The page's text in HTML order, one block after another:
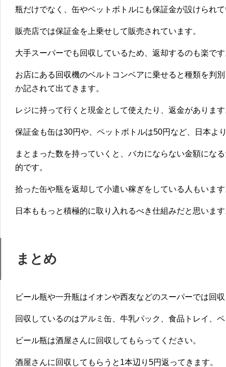
瓶だけでなく、缶やペットボトルにも保証金が設けられ
販売店では保証金を上乗せして販売されています。
大手スーパーでも回収しているため、返却するのも楽で
お店にある回収機のベルトコンベアに乗せると種類を判
か記されて出てきます。
レジに持って行くと現金として使えたり、返金がありま
保証金も缶は30円や、ペットボトルは50円など、日本よ
まとまった数を持っていくと、バカにならない金額にな
的です。
拾った缶や瓶を返却して小遣い稼ぎをしている人もいま
日本ももっと積極的に取り入れるべき仕組みだと思いま
まとめ
ビール瓶や一升瓶はイオンや西友などのスーパーでは回
回収しているのはアルミ缶、牛乳パック、食品トレイ、
ビール瓶は酒屋さんに回収してもらってください。
酒屋さんに回収してもらうと1本辺り5円返ってきます。